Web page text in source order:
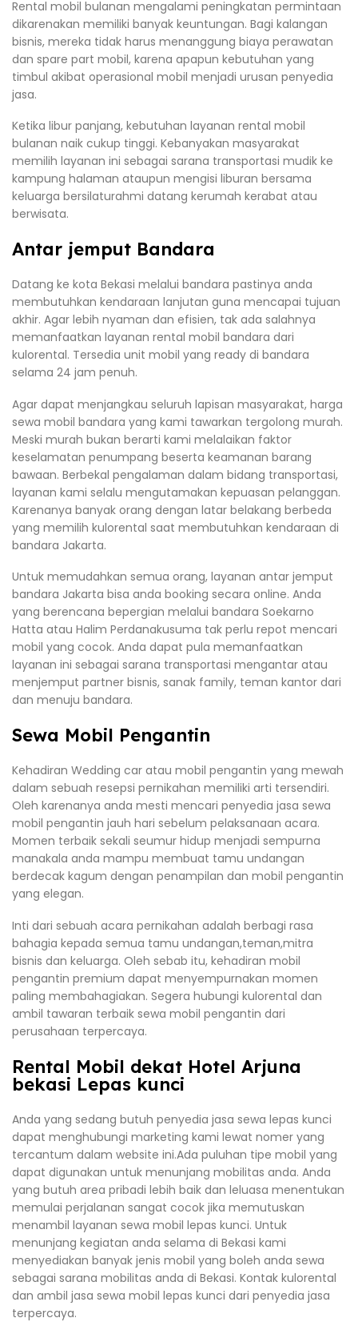
Rental mobil bulanan mengalami peningkatan permintaan
dikarenakan memiliki banyak keuntungan. Bagi kalangan
bisnis, mereka tidak harus menanggung biaya perawatan
dan spare part mobil, karena apapun kebutuhan yang
timbul akibat operasional mobil menjadi urusan penyedia
jasa.
Ketika libur panjang, kebutuhan layanan rental mobil
bulanan naik cukup tinggi. Kebanyakan masyarakat
memilih layanan ini sebagai sarana transportasi mudik ke
kampung halaman ataupun mengisi liburan bersama
keluarga bersilaturahmi datang kerumah kerabat atau
berwisata.
Antar jemput Bandara
Datang ke kota Bekasi melalui bandara pastinya anda
membutuhkan kendaraan lanjutan guna mencapai tujuan
akhir. Agar lebih nyaman dan efisien, tak ada salahnya
memanfaatkan layanan rental mobil bandara dari
kulorental. Tersedia unit mobil yang ready di bandara
selama 24 jam penuh.
Agar dapat menjangkau seluruh lapisan masyarakat, harga
sewa mobil bandara yang kami tawarkan tergolong murah.
Meski murah bukan berarti kami melalaikan faktor
keselamatan penumpang beserta keamanan barang
bawaan. Berbekal pengalaman dalam bidang transportasi,
layanan kami selalu mengutamakan kepuasan pelanggan.
Karenanya banyak orang dengan latar belakang berbeda
yang memilih kulorental saat membutuhkan kendaraan di
bandara Jakarta.
Untuk memudahkan semua orang, layanan antar jemput
bandara Jakarta bisa anda booking secara online. Anda
yang berencana bepergian melalui bandara Soekarno
Hatta atau Halim Perdanakusuma tak perlu repot mencari
mobil yang cocok. Anda dapat pula memanfaatkan
layanan ini sebagai sarana transportasi mengantar atau
menjemput partner bisnis, sanak family, teman kantor dari
dan menuju bandara.
Sewa Mobil Pengantin
Kehadiran Wedding car atau mobil pengantin yang mewah
dalam sebuah resepsi pernikahan memiliki arti tersendiri.
Oleh karenanya anda mesti mencari penyedia jasa sewa
mobil pengantin jauh hari sebelum pelaksanaan acara.
Momen terbaik sekali seumur hidup menjadi sempurna
manakala anda mampu membuat tamu undangan
berdecak kagum dengan penampilan dan mobil pengantin
yang elegan.
Inti dari sebuah acara pernikahan adalah berbagi rasa
bahagia kepada semua tamu undangan,teman,mitra
bisnis dan keluarga. Oleh sebab itu, kehadiran mobil
pengantin premium dapat menyempurnakan momen
paling membahagiakan. Segera hubungi kulorental dan
ambil tawaran terbaik sewa mobil pengantin dari
perusahaan terpercaya.
Rental Mobil dekat Hotel Arjuna
bekasi Lepas kunci
Anda yang sedang butuh penyedia jasa sewa lepas kunci
dapat menghubungi marketing kami lewat nomer yang
tercantum dalam website ini.Ada puluhan tipe mobil yang
dapat digunakan untuk menunjang mobilitas anda. Anda
yang butuh area pribadi lebih baik dan leluasa menentukan
memulai perjalanan sangat cocok jika memutuskan
menambil layanan sewa mobil lepas kunci. Untuk
menunjang kegiatan anda selama di Bekasi kami
menyediakan banyak jenis mobil yang boleh anda sewa
sebagai sarana mobilitas anda di Bekasi. Kontak kulorental
dan ambil jasa sewa mobil lepas kunci dari penyedia jasa
terpercaya.